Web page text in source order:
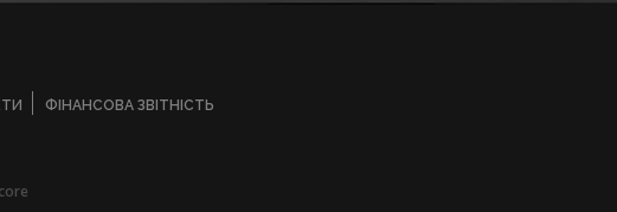
ФІНАНСОВА ЗВІТНІСТЬ